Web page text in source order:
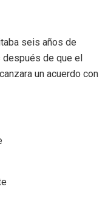
seis años de
después de que el
un acuerdo con